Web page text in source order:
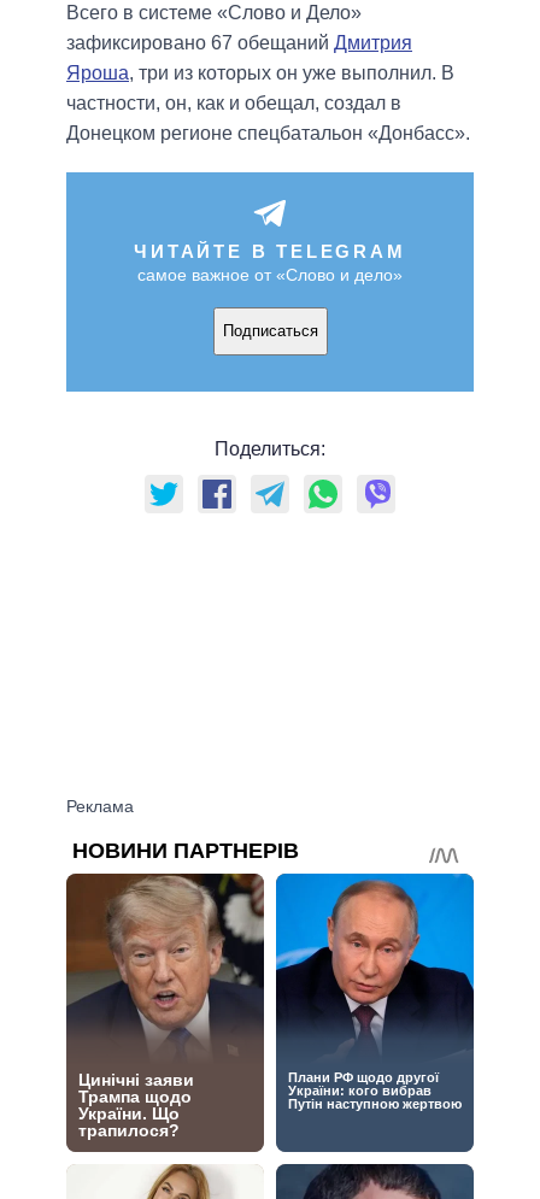
Всего в системе «Слово и Дело»
зафиксировано 67 обещаний Дмитрия
Яроша, три из которых он уже выполнил. В
частности, он, как и обещал, создал в
Донецком регионе спецбатальон «Донбасс».
ЧИТАЙТЕ В TELEGRAM
самое важное от «Слово и дело»
Подписаться
Поделиться: